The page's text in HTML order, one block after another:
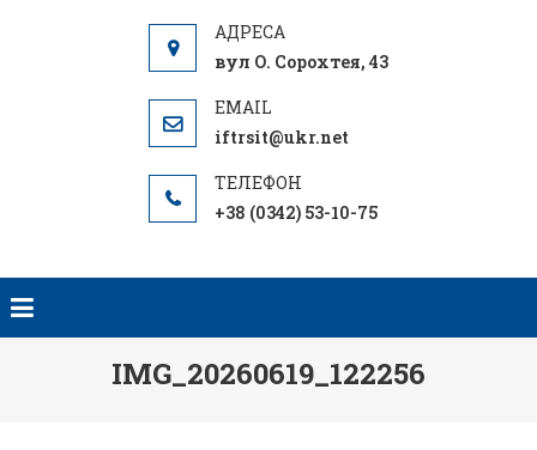
вул О. Сорохтея, 43
iftrsit@ukr.net
+38 (0342) 53-10-75
IMG_20260619_122256